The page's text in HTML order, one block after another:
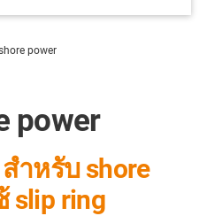
power
power
ำหรับ shore
slip ring